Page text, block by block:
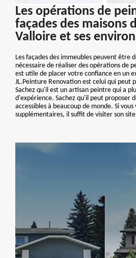
Les opérations de
façades des maisons
Valloire et ses
Les façades des immeubles peuvent être
nécessaire de réaliser des opérations de
est utile de placer votre confiance en un
JL.Peinture Renovation est celui qui peut
Sachez qu'il est un artisan peintre qui a
d'expérience. Sachez qu'il peut proposer
accessibles à beaucoup de monde. Si
supplémentaires, il suffit de visiter son